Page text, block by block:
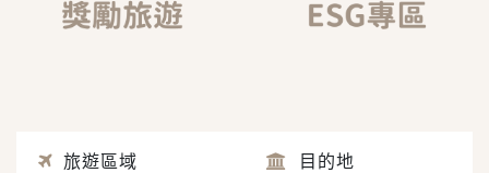
旅遊區域 目的地